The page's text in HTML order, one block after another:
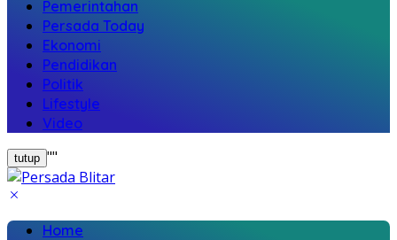
Pemerintahan
Persada Today
Ekonomi
Pendidikan
Politik
Lifestyle
Video
tutup ""
Home